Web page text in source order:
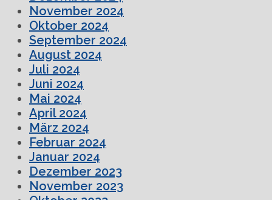
November 2024
Oktober 2024
September 2024
August 2024
Juli 2024
Juni 2024
Mai 2024
April 2024
März 2024
Februar 2024
Januar 2024
Dezember 2023
November 2023